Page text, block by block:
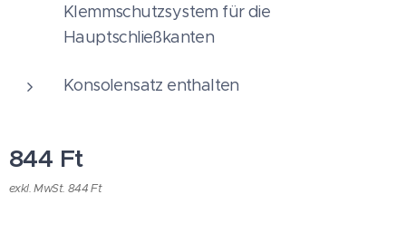
Klemmschutzsystem für die
Hauptschließkanten
Konsolensatz enthalten
844 Ft
exkl. MwSt. 844 Ft